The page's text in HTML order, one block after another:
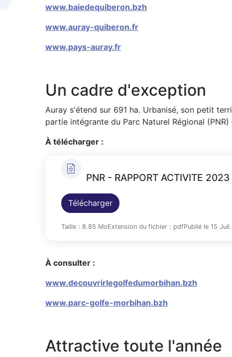
www.baiedequiberon.bzh
www.auray-quiberon.fr
www.pays-auray.fr
Un cadre d'exception
Auray s'étend sur 691 ha. Urbanisé, son petit
partie intégrante du Parc Naturel Régional
À télécharger :
PNR - RAPPORT ACTIVITE 2023
Télécharger
Taille : 8.85 MoExtension du fichier : pdfPublié le 15
À consulter :
www.decouvrirlegolfedumorbihan.bzh
www.parc-golfe-morbihan.bzh
Attractive toute l'année